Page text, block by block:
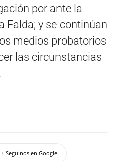
por ante la
Falda; y se continúan
medios probatorios
las circunstancias
+ Seguinos en Google